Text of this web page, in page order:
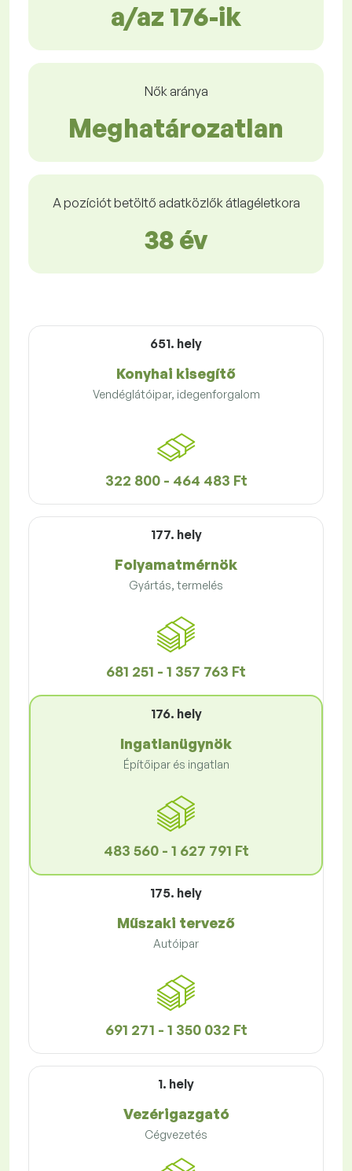
a/az 176-ik
Nők aránya
Meghatározatlan
A pozíciót betöltő adatközlők átlagéletkora
38 év
651. hely
Konyhai kisegítő
Vendéglátóipar, idegenforgalom
322 800 - 464 483 Ft
177. hely
Folyamatmérnök
Gyártás, termelés
681 251 - 1 357 763 Ft
176. hely
Ingatlanügynök
Építőipar és ingatlan
483 560 - 1 627 791 Ft
175. hely
Műszaki tervező
Autóipar
691 271 - 1 350 032 Ft
1. hely
Vezérigazgató
Cégvezetés